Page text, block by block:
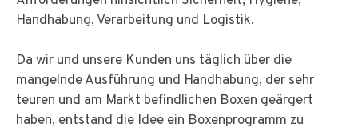
Handhabung, Verarbeitung und Logistik.
Da wir und unsere Kunden uns täglich über die
mangelnde Ausführung und Handhabung, der sehr
teuren und am Markt befindlichen Boxen geärgert
haben, entstand die Idee ein Boxenprogramm zu